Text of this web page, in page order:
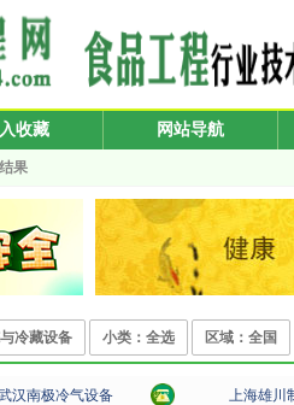
收藏 网站导航
果
冷藏设备 小类：全选 区域：全国
汉南极冷气设备 上海雄川